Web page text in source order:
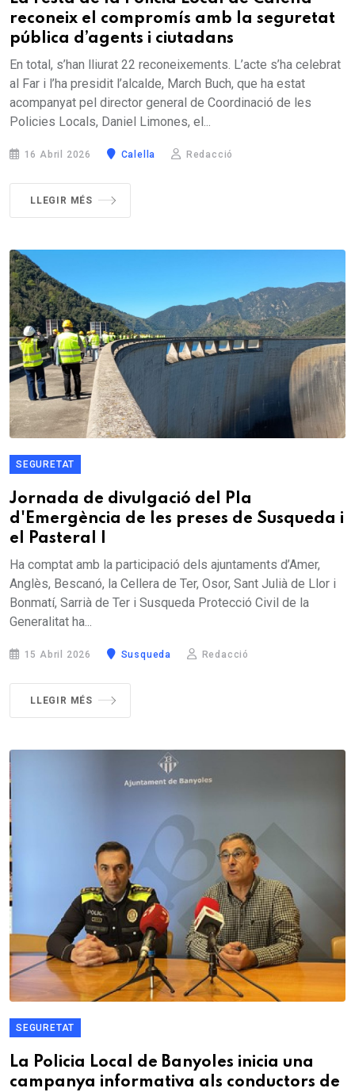
reconeix el compromís amb la seguretat
pública d’agents i ciutadans
En total, s’han lliurat 22 reconeixements. L’acte s’ha celebrat
al Far i l’ha presidit l’alcalde, March Buch, que ha estat
acompanyat pel director general de Coordinació de les
Policies Locals, Daniel Limones, el...
16 Abril 2026 Calella Redacció
LLEGIR MÉS
SEGURETAT
Jornada de divulgació del Pla
d'Emergència de les preses de Susqueda i
el Pasteral I
Ha comptat amb la participació dels ajuntaments d’Amer,
Anglès, Bescanó, la Cellera de Ter, Osor, Sant Julià de Llor i
Bonmatí, Sarrià de Ter i Susqueda Protecció Civil de la
Generalitat ha...
15 Abril 2026 Susqueda Redacció
LLEGIR MÉS
SEGURETAT
La Policia Local de Banyoles inicia una
campanya informativa als conductors de